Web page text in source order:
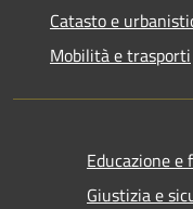
Catasto e
Mobilità e trasporti
Educazione e
Giustizia e